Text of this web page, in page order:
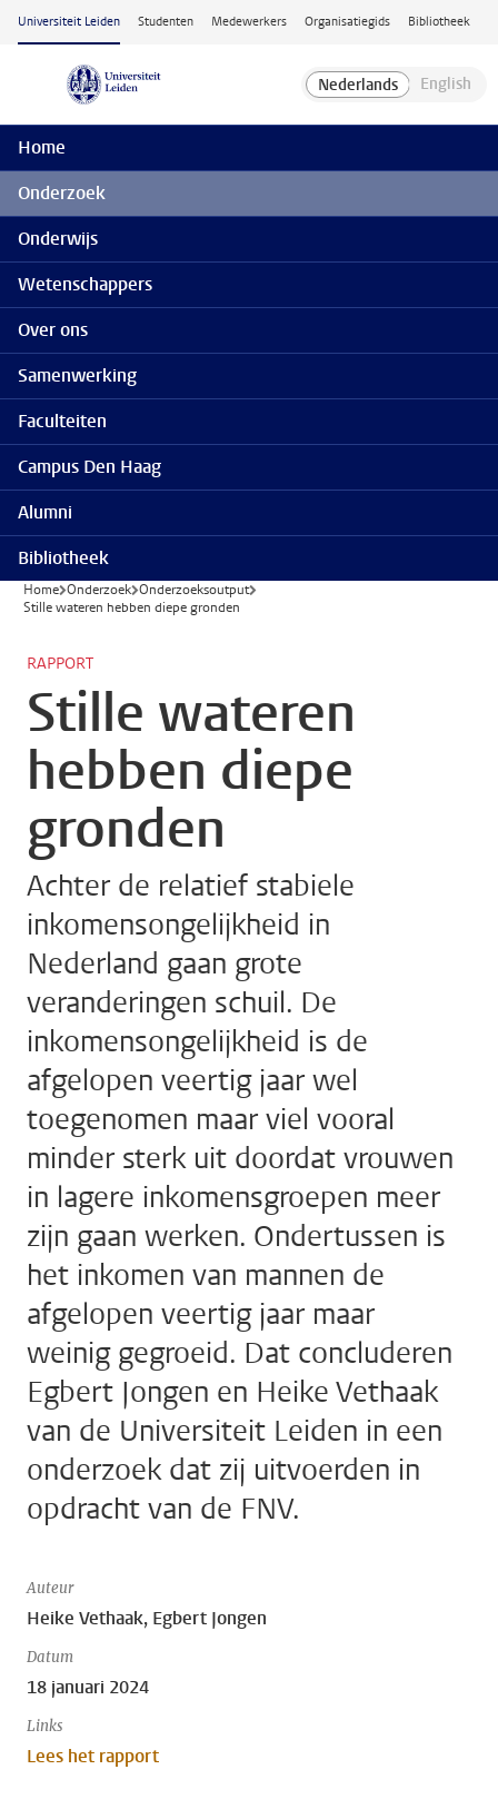
Ga naar hoofdinhoud
Universiteit Leiden Studenten Medewerkers Organisatiegids Bibliotheek
Home
Onderzoek
Onderwijs
Wetenschappers
Over ons
Samenwerking
Faculteiten
Campus Den Haag
Alumni
Bibliotheek
Home Onderzoek Onderzoeksoutput
Stille wateren hebben diepe gronden
RAPPORT
Stille wateren
hebben diepe
gronden
Achter de relatief stabiele
inkomensongelijkheid in
Nederland gaan grote
veranderingen schuil. De
inkomensongelijkheid is de
afgelopen veertig jaar wel
toegenomen maar viel vooral
minder sterk uit doordat vrouwen
in lagere inkomensgroepen meer
zijn gaan werken. Ondertussen is
het inkomen van mannen de
afgelopen veertig jaar maar
weinig gegroeid. Dat concluderen
Egbert Jongen en Heike Vethaak
van de Universiteit Leiden in een
onderzoek dat zij uitvoerden in
opdracht van de FNV.
Auteur
Heike Vethaak, Egbert Jongen
Datum
18 januari 2024
Links
Lees het rapport